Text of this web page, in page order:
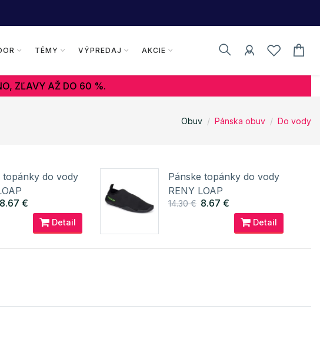
TÉMY VÝPREDAJ AKCIE
ZĽAVY AŽ DO 60 %.
Obuv Pánska obuv Do vody
topánky do vody
8.67 €
Detail
Pánske topánky do vody
RENY LOAP
14.30 € 8.67 €
Detail